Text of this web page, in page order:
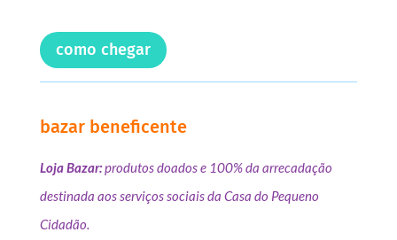
como chegar
bazar beneficente
Loja Bazar:produtos doados e 100% da arrecadação
destinada aos serviços sociais da Casa do Pequeno
Cidadão.